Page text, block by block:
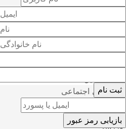
ساختمان
بازارهای مالی
ارزدیجیتال
شبکه‌های اجتماعی
پزشکی و سلامت
حقوقی